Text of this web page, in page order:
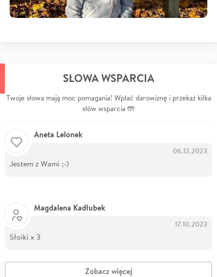
SŁOWA WSPARCIA
Twoje słowa mają moc pomagania! Wpłać darowiznę i przekaż kilka
słów wsparcia 🤲
Aneta Lelonek
06.12.2023
Jestem z Wami ;-)
Magdalena Kadłubek
17.10.2023
Słoiki x 3
Zobacz więcej